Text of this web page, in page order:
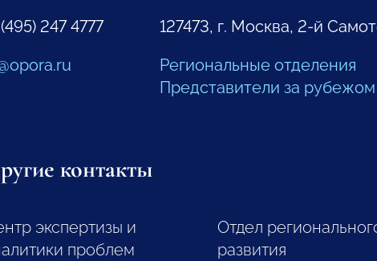
(495) 247 4777
127473, г. Москва, 2-й
Региональные отделения
Представители за рубежом
контакты
экспертизы и
проблем
Отдел
развития